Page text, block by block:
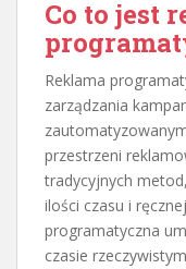
Co to jest
Reklama
zarządzania
przestrzeni
tradycyjnych
ilości czasu i
programatyczna
czasie